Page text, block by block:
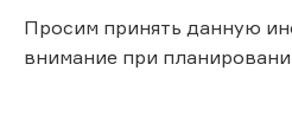
Просим принять данную
внимание при